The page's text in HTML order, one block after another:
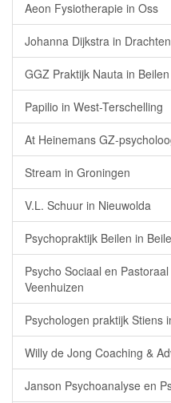
Aeon Fysiotherapie in Oss
Johanna Dijkstra in Drachten
GGZ Praktijk Nauta in Beilen
Papilio in West-Terschelling
At Heinemans GZ-
Stream in Groningen
V.L. Schuur in Nieuwolda
Psychopraktijk Beilen in
Psycho Sociaal en
Veenhuizen
Psychologen praktijk Stiens
Willy de Jong Coaching &
Janson Psychoanalyse en